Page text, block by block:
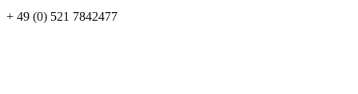
+ 49 (0) 521 7842477